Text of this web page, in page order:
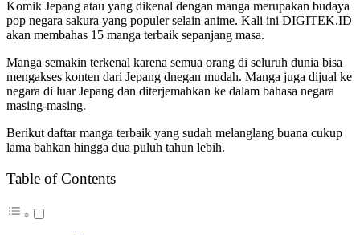
Komik Jepang atau yang dikenal dengan manga merupakan budaya
pop negara sakura yang populer selain anime. Kali ini DIGITEK.ID
akan membahas 15 manga terbaik sepanjang masa.
Manga semakin terkenal karena semua orang di seluruh dunia bisa
mengakses konten dari Jepang dnegan mudah. Manga juga dijual ke
negara di luar Jepang dan diterjemahkan ke dalam bahasa negara
masing-masing.
Berikut daftar manga terbaik yang sudah melanglang buana cukup
lama bahkan hingga dua puluh tahun lebih.
Table of Contents